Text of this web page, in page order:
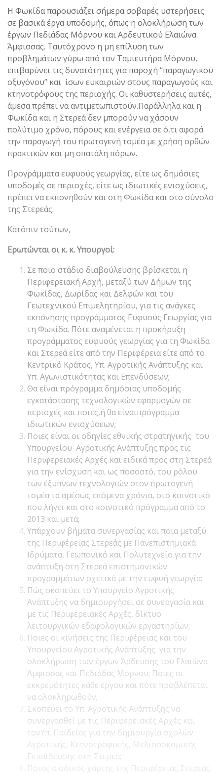
Η Φωκίδα παρουσιάζει σήμερα σοβαρές υστερήσεις
σε βασικά έργα υποδομής, όπως η ολοκλήρωση των
έργων Πεδιάδας Μόρνου και Αρδευτικού Ελαιώνα
Άμφισσας. Ταυτόχρονο η μη επίλυση των
προβλημάτων γύρω από τον Ταμιευτήρα Μόρνου,
επιβαρύνει τις δυνατότητες για παροχή “παραγωγικού
οξυγόνου” και ίσων ευκαιριών στους παραγωγούς και
κτηνοτρόφους της περιοχής. Οι καθυστερήσεις αυτές,
άμεσα πρέπει να αντιμετωπιστούν.Παράλληλα και η
Φωκίδα και η Στερεά δεν μπορούν να χάσουν
πολύτιμο χρόνο, πόρους και ενέργεια σε ό,τι αφορά
την παραγωγή του πρωτογενή τομέα με χρήση ορθών
πρακτικών και μη σπατάλη πόρων.
Προγράμματα ευφυούς γεωργίας, είτε ως δημόσιες
υποδομές σε περιοχές, είτε ως ιδιωτικές ενισχύσεις,
πρέπει να εκπονηθούν και στη Φωκίδα και στο σύνολο
της Στερεάς.
Κατόπιν τούτων,
Ερωτώνται οι κ. κ. Υπουργοί:
Σε ποιο στάδιο διαβούλευσης βρίσκεται η
Περιφερειακή Αρχή, μεταξύ των Δήμων της
Φωκίδας, Δωρίδας και Δελφών και του
Γεωτεχνικού Επιμελητηρίου, για τις ανάγκες
εκπόνησης προγράμματος Ευφυούς Γεωργίας για
τη Φωκίδα. Πότε αναμένεται η προκήρυξη
προγράμματος ευφυούς γεωργίας για τη Φωκίδα
και Στερεά είτε από την Περιφέρεια είτε από το
Κεντρικό Κράτος, Υπ. Αγροτικής Ανάπτυξης και
Υπ. Αγωνιστικότητας και Επενδύσεων;
Θα είναι πρόγραμμα δημόσιας υποδομής
εγκατάστασης τεχνολογικών εφαρμογών σε
περιοχές και ποιες,ή θα είναιπρόγραμμα
ιδιωτικών ενισχύσεων;
Ποιες είναι οι οδηγίες εθνικής στρατηγικής του
Υπουργείου Αγροτικής Ανάπτυξης προς τις
Περιφερειακές Αρχές και ειδικά προς στη Στερεά
για την ενίσχυση και ως ποσοστό, του ρόλου
των έξυπνων τεχνολογιών στον πρωτογενή
τομέα τα αμέσως επόμενα χρόνια, στο κοινοτικό
που λήγει και στο κοινοτικό πρόγραμμα από το
2013 και μετά;
Υπάρχουν βήματα συνεργασίας και ποια μεταξύ
της Περιφέρειας Στερεάς με Πανεπιστημιακά
Ιδρύματα, Γεωπονικό και Πολυτεχνείο για την
ανάπτυξη στη Στερεά επιστημονικών
προγραμμάτων σχετικά με την ευφυή γεωργία;
Πώς σκοπεύει το Υπουργείο Αγροτικής
Ανάπτυξης να δημιουργήσει σε συνεργασία και
με τις Περιφερειακές Αρχές, δίκτυο
λειτουργικών εδαφολογικών εργαστηρίων;
Ποιες οι κινήσεις της Περιφέρειας και του
Υπουργείου Αγροτικής Ανάπτυξης για την
ολοκλήρωση των έργων Άρδευσης του Ελαιώνα
Άμφισσας και Πεδιάδας Μόρνου; Ποιες οι
εκκρεμότητες κάθε έργου και πότε προβλέπεται
να ολοκληρωθούν;
Σκοπεύει το Υπ. Αγροτικής Ανάπτυξης να
συνεργασθεί με τις Περιφερειακές Αρχές και
τονΥπ. Παιδείας για την δημιουργία σχολών
Αγροτικής, Κτηνοτροφικής, Μελισσοκομικής
Εκπαίδευσης στη Στερεά;
Ποιος ο οδικός χάρτης της Περιφέρειας Στερεάς